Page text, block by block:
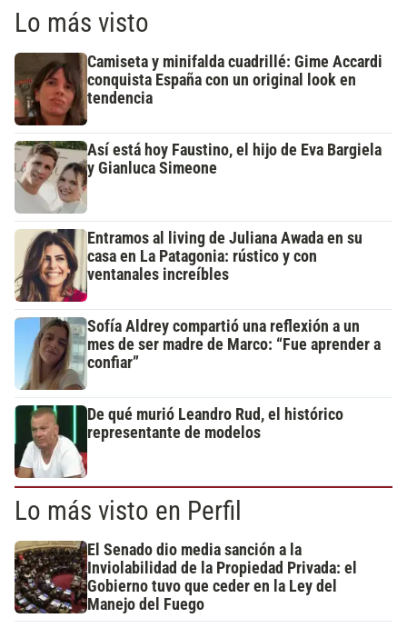
Lo más visto
Camiseta y minifalda cuadrillé: Gime Accardi
conquista España con un original look en
tendencia
Así está hoy Faustino, el hijo de Eva Bargiela
y Gianluca Simeone
Entramos al living de Juliana Awada en su
casa en La Patagonia: rústico y con
ventanales increíbles
Sofía Aldrey compartió una reflexión a un
mes de ser madre de Marco: “Fue aprender a
confiar”
De qué murió Leandro Rud, el histórico
representante de modelos
Lo más visto en Perfil
El Senado dio media sanción a la
Inviolabilidad de la Propiedad Privada: el
Gobierno tuvo que ceder en la Ley del
Manejo del Fuego